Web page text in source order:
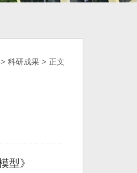
> 科研成果 > 正文
型》